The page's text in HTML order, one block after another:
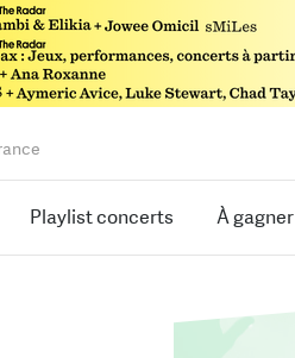
Playlist concerts À gagner